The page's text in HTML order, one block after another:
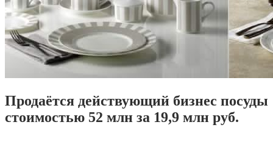
Продаётся действующий бизнес посуды
стоимостью 52 млн за 19,9 млн руб.